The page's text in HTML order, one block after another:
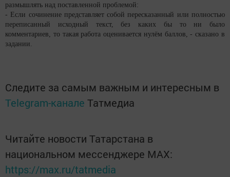
размышлять над поставленной проблемой:
- Если сочинение представляет собой пересказанный или полностью
переписанный исходный текст, без каких бы то ни было
комментариев, то такая работа оценивается нулём баллов, - сказано в
задании.
Следите за самым важным и интересным в
Telegram-канале Татмедиа
Читайте новости Татарстана в
национальном мессенджере MАХ:
https://max.ru/tatmedia